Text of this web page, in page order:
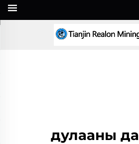
дулааны